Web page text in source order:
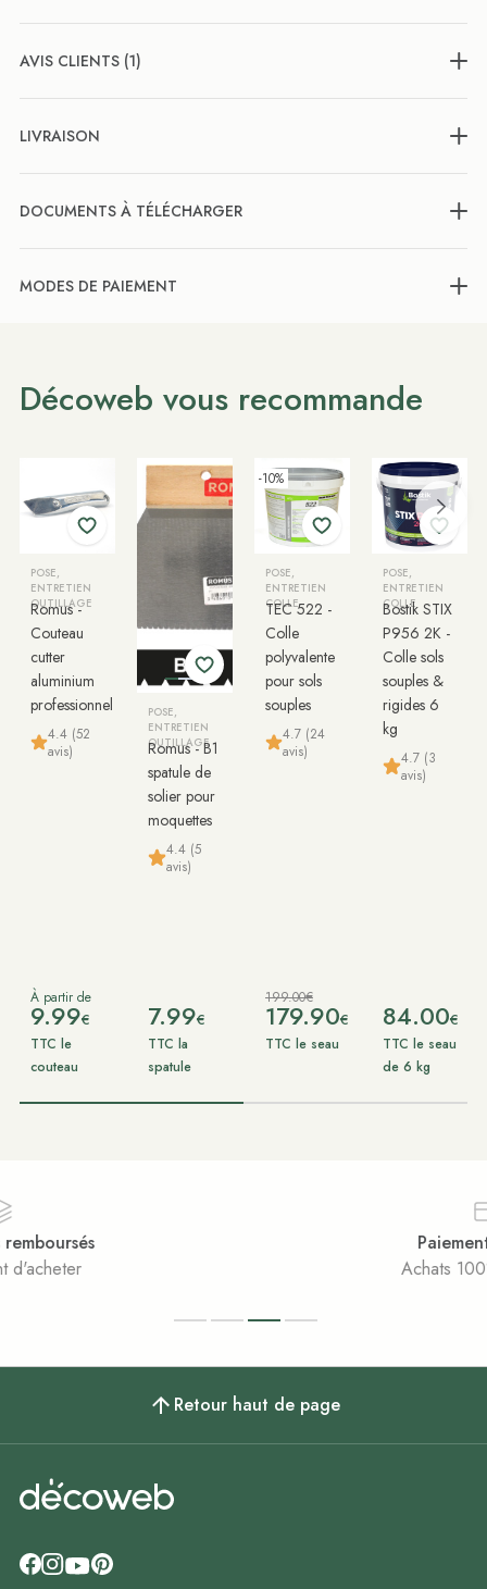
AVIS CLIENTS (1)
LIVRAISON
DOCUMENTS À TÉLÉCHARGER
MODES DE PAIEMENT
Décoweb vous recommande
POSE,
ENTRETIEN
OUTILLAGE
Romus -
Couteau
cutter
aluminium
professionnel
4.4 (52
avis)
À partir de
9.99€
TTC le
couteau
POSE,
ENTRETIEN
OUTILLAGE
Romus - B1
spatule de
solier pour
moquettes
4.4 (5
avis)
7.99€
TTC la
spatule
-10%
POSE,
ENTRETIEN
COLLE
TEC 522 -
Colle
polyvalente
pour sols
souples
4.7 (24
avis)
199.00€
179.90€
TTC le seau
POSE,
ENTRETIEN
COLLE
Bostik STIX
P956 2K -
Colle sols
souples &
rigides 6
kg
4.7 (3
avis)
84.00€
TTC le seau
de 6 kg
Retour haut de page